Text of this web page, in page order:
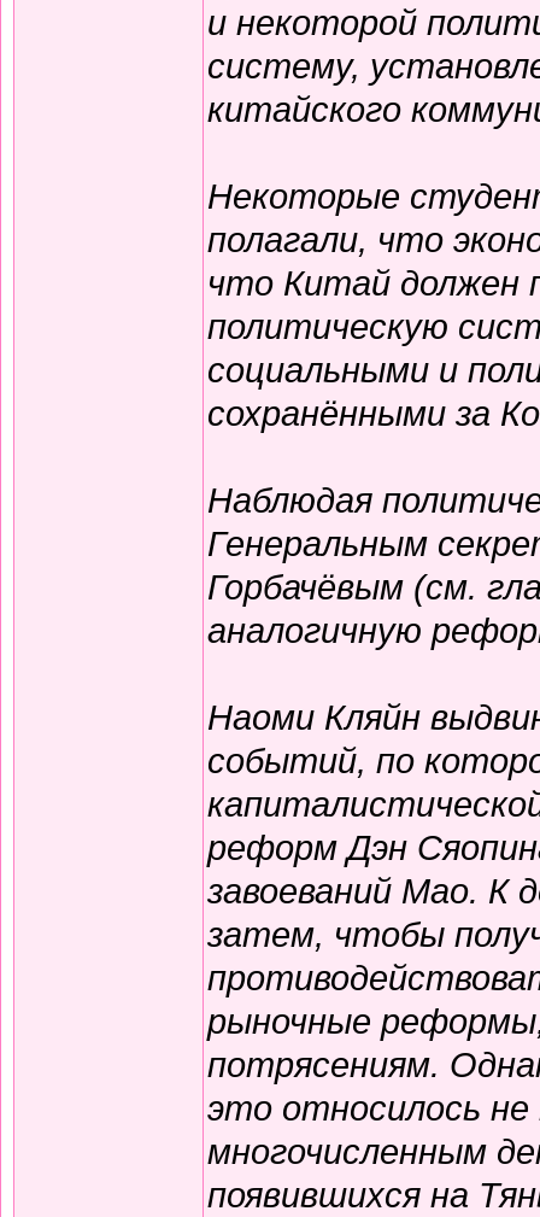
и некоторой
систему,
китайского
Некоторые
полагали, что
что Китай должен
политическую
социальными и
сохранёнными за
Наблюдая
Генеральным
Горбачёвым (см.
аналогичную
Наоми Кляйн
событий, по
реформ Дэн
завоеваний Мао. К
затем, чтобы
рыночные
потрясениям.
это относилось
многочисленным
появившихся на